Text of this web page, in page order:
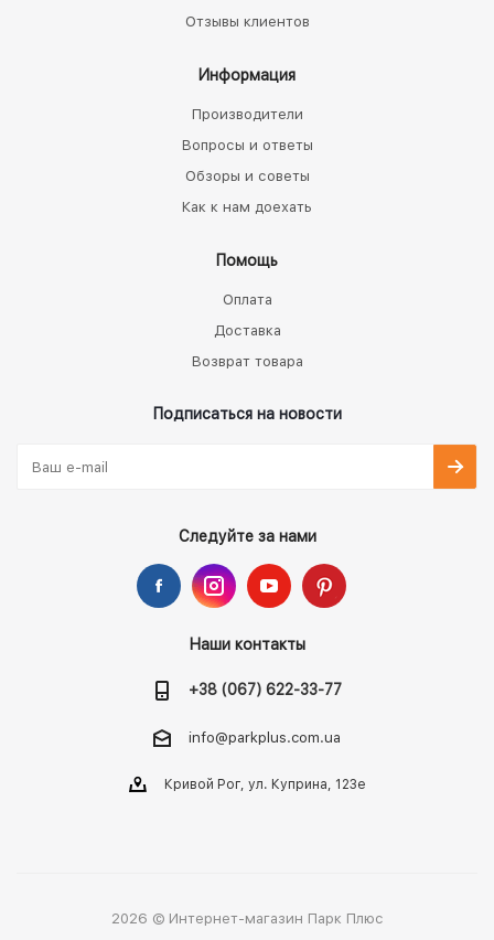
Отзывы клиентов
Информация
Производители
Вопросы и ответы
Обзоры и советы
Как к нам доехать
Помощь
Оплата
Доставка
Возврат товара
Подписаться на новости
Следуйте за нами
Наши контакты
+38 (067) 622-33-77
info@parkplus.com.ua
Кривой Рог, ул. Куприна, 123е
2026 © Интернет-магазин Парк Плюс